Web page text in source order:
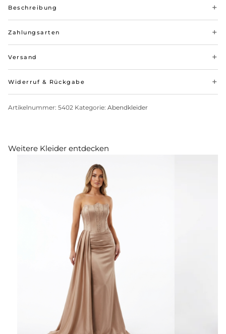
Beschreibung
Zahlungsarten
Versand
Widerruf & Rückgabe
Artikelnummer: 5402 Kategorie: Abendkleider
Weitere Kleider entdecken